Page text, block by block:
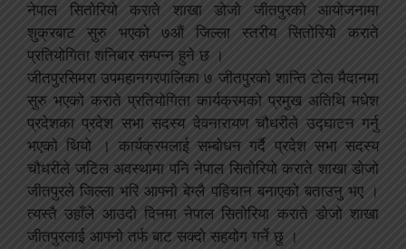
नेपाल सितोरियो कराते शाखा डोजो जीतपुरको आयोजनामा
शुक्रबाट सुरु भएको ७औं जिल्ला स्तरीय सितोरियो कराते
प्रतियोगिता शनिबार सम्पन्न हुने छ ।
जीतपुरसिमरा उपमहानगरपालिका ७ जीतपुरको शान्ति टोल मैदानमा
सुरु भएको कराते प्रतियोगिता कार्यक्रमको प्रमुख अतिथि मधेश
प्रदेशका प्रदेश सभा सदस्य देवनारायण चौधरीले उद्घाटन गर्नु
भएको थियो । कार्यक्रमलाई सम्बोधन गर्दै प्रदेश सभा सदस्य
चौधरीले जटिल अवस्थामा पनि नेपाल सितोरियो कराते शाखा डोजो
जीतपुरले जिल्ला भरि आफ्नो बेग्लै पहिचान बनाएको बताउनु भए ।
त्यस्तै उहाँले आउदो दिनमा नेपाल सितोरिया कराते डोजो शाखा
जीतपुरलाई आफ्नो तर्फ बाट सक्दो सहयोग गर्ने छु ।